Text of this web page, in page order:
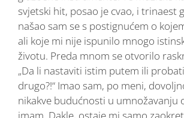
svjetski hit, posao je cvao, i trinaest
našao sam se s postignućem o
ali koje mi nije ispunilo mnogo
životu. Preda mnom se otvorilo
„Da li nastaviti istim putem ili
drugo?!“ Imao sam, po meni,
nikakve budućnosti u umnožavanju